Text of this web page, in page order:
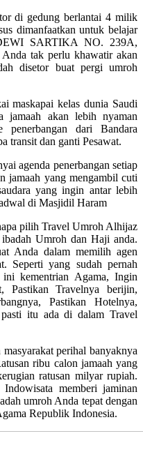
di gedung berlantai 4 milik
dimanfaatkan untuk belajar
SARTIKA NO. 239A,
tak perlu khawatir akan
disetor buat pergi umroh
maskapai kelas dunia Saudi
jamaah akan lebih nyaman
penerbangan dari Bandara
transit dan ganti Pesawat.
agenda penerbangan setiap
jamaah yang mengambil cuti
yang ingin antar lebih
di Masjidil Haram
pilih Travel Umroh Alhijaz
Umroh dan Haji anda.
Anda dalam memilih agen
Seperti yang sudah pernah
ini kementrian Agama, Ingin
Travelnya berijin,
Pastikan Hotelnya,
itu ada di dalam Travel
perihal banyaknya
ribu calon jamaah yang
ratusan milyar rupiah.
memberi jaminan
umroh Anda tepat dengan
Republik Indonesia.